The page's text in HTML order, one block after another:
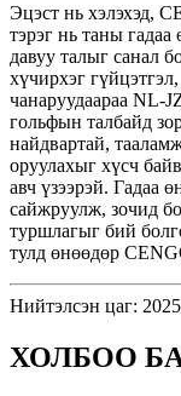
Эцэст нь хэлэхэд,
тэрэг нь таны
давуу талыг санал
хүчирхэг
чанаруудаараа NL-
гольфын талбайд
найдвартай,
оруулахыг хүсч
авч үзээрэй. Гадаа
сайжруулж, зочид
туршлагыг бий
тулд өнөөдөр
Нийтэлсэн цаг:
ХОЛБОО